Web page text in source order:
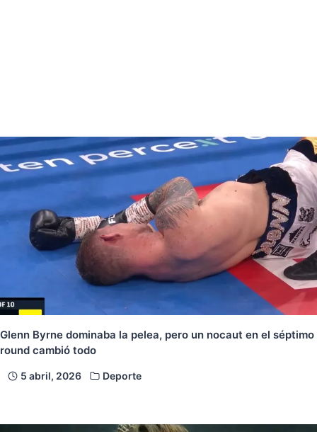
Glenn Byrne dominaba la pelea, pero un nocaut en el séptimo
round cambió todo
5 abril, 2026 Deporte